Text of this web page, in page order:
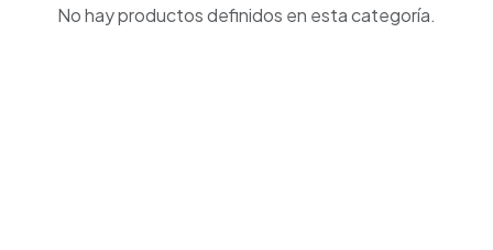
No hay productos definidos en esta categoría.